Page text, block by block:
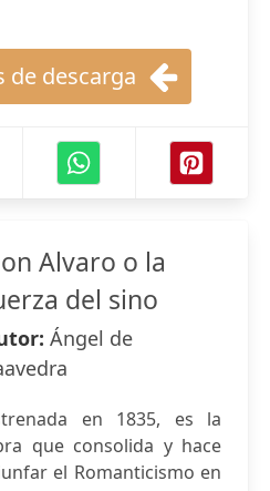
de descarga
Alvaro o la
del sino
Ángel de
en 1835, es la
que consolida y hace
el Romanticismo en